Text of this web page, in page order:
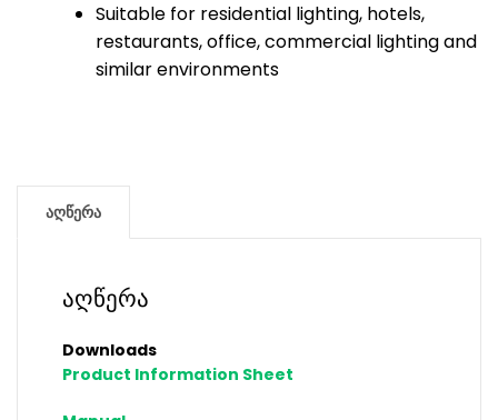
Suitable for residential lighting, hotels,
restaurants, office, commercial lighting and
similar environments
აღწერა
აღწერა
Downloads
Product Information Sheet